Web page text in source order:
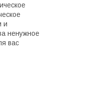
и
ненужное
вас